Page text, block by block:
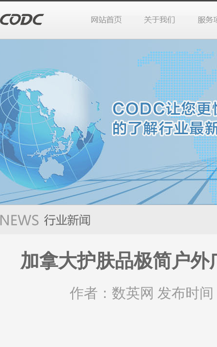
加拿大护肤品极简户
作者：数英网 发布时